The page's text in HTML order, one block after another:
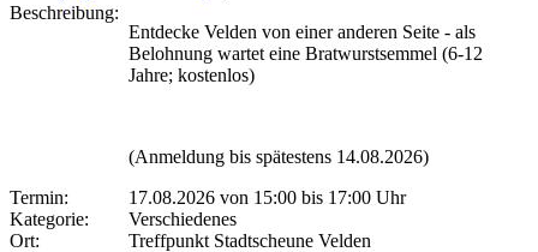
Beschreibung:
Entdecke Velden von einer anderen Seite - als
Belohnung wartet eine Bratwurstsemmel (6-12
Jahre; kostenlos)
(Anmeldung bis spätestens 14.08.2026)
Termin:
17.08.2026 von 15:00 bis 17:00 Uhr
Kategorie:
Verschiedenes
Ort:
Treffpunkt Stadtscheune Velden